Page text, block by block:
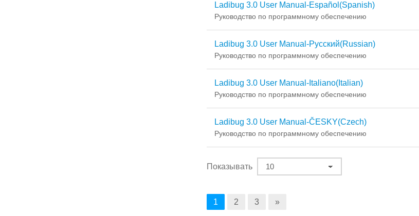
Ladibug 3.0 User Manual-Español(Spanish)
Руководство по программному обеспечению
Ladibug 3.0 User Manual-Русский(Russian)
Руководство по программному обеспечению
Ladibug 3.0 User Manual-Italiano(Italian)
Руководство по программному обеспечению
Ladibug 3.0 User Manual-ČESKY(Czech)
Руководство по программному обеспечению
Показывать
1 2 3 »